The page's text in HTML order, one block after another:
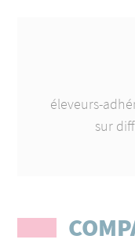
éleveurs-
sur